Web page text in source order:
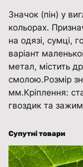
т
е
б
л
а
к
и
т
е
с
е
Значок (пін) у
кольорах.
на одязі, сумці,
варіант
метал, містить
смолою.Розмір
мм.Кріплення:
гвоздик та
Супутні товари